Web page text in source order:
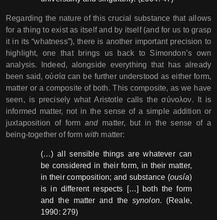
Regarding the nature of this crucial substance that allows
for a thing to exist as itself and by itself (and for us to grasp
it in its “whatness”), there is another important precision to
highlight, one that brings us back to Simondon’s own
analysis. Indeed, alongside everything that has already
been said, οὐσία can be further understood as either form,
matter or a composite of both. This composite, as we have
seen, is precisely what Aristotle calls the σύνολον. It is
informed matter, not in the sense of a simple addition or
juxtaposition of formandmatter, but in the sense of a
being-together of form with matter:
(…) all sensible things are whatever can
be considered in their form, in their matter,
in their composition; and substance (ousía)
is in different respects […] both the form
and the matter and the synolon. (Reale,
1990: 279)